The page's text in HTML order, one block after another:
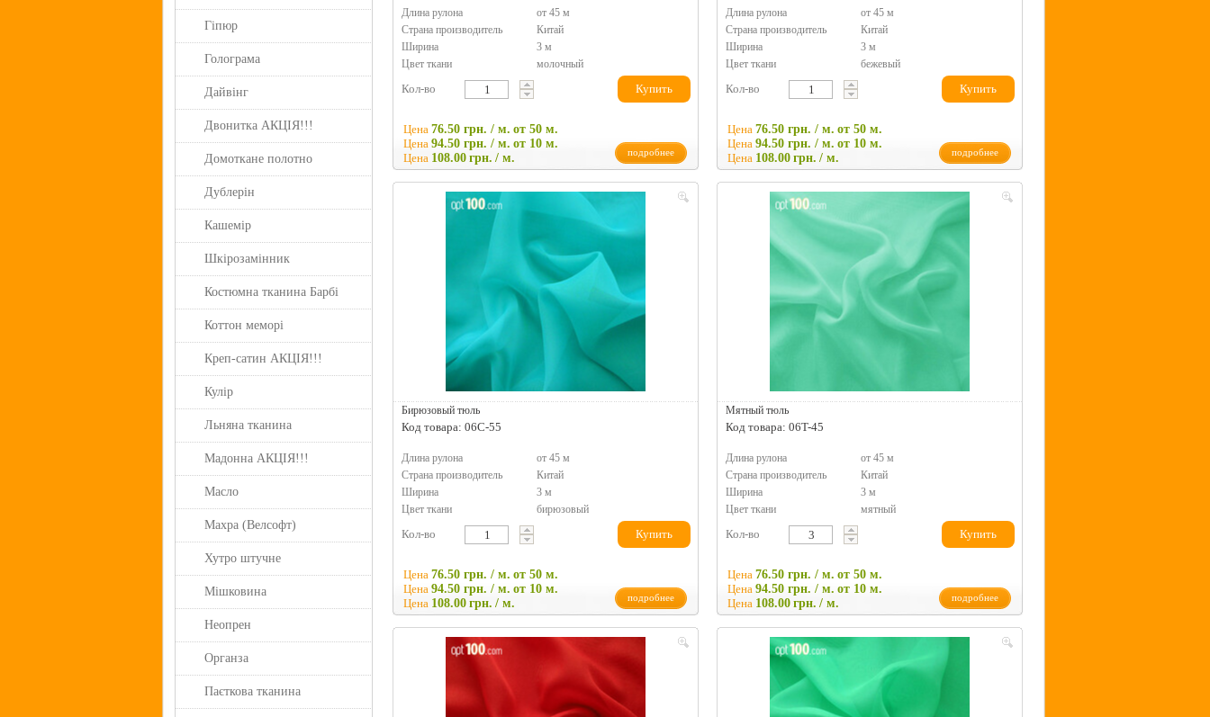
Гіпюр
Голограма
Дайвінг
Двонитка АКЦІЯ!!!
Домоткане полотно
Дублерін
Кашемір
Шкірозамінник
Костюмна тканина Барбі
Коттон меморі
Креп-сатин АКЦІЯ!!!
Кулір
Льняна тканина
Мадонна АКЦІЯ!!!
Масло
Махра (Велсофт)
Хутро штучне
Мішковина
Неопрен
Органза
Паєткова тканина
Длина рулона
от 45 м
Страна производитель
Китай
Ширина
3 м
Цвет ткани
молочный
Кол-во Купить
Цена 76.50 грн. / м. от 50 м.
Цена 94.50 грн. / м. от 10 м.
Цена 108.00 грн. / м. подробнее
Длина рулона
от 45 м
Страна производитель
Китай
Ширина
3 м
Цвет ткани
бежевый
Кол-во Купить
Цена 76.50 грн. / м. от 50 м.
Цена 94.50 грн. / м. от 10 м.
Цена 108.00 грн. / м. подробнее
Бирюзовый тюль
Код товара: 06C-55
Длина рулона
от 45 м
Страна производитель
Китай
Ширина
3 м
Цвет ткани
бирюзовый
Кол-во Купить
Цена 76.50 грн. / м. от 50 м.
Цена 94.50 грн. / м. от 10 м.
Цена 108.00 грн. / м. подробнее
Мятный тюль
Код товара: 06T-45
Длина рулона
от 45 м
Страна производитель
Китай
Ширина
3 м
Цвет ткани
мятный
Кол-во Купить
Цена 76.50 грн. / м. от 50 м.
Цена 94.50 грн. / м. от 10 м.
Цена 108.00 грн. / м. подробнее